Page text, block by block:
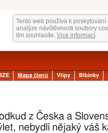
Tento web používá k
analýze návštěvnosti soubory
tím souhlasíte. Vice informací
Mapa členů Vtipy Blbinky
z Česka a
nebydlí nějaký váš